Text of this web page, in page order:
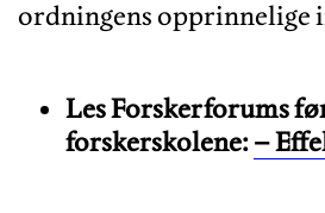
Les Forskerforums
forskerskolene:–